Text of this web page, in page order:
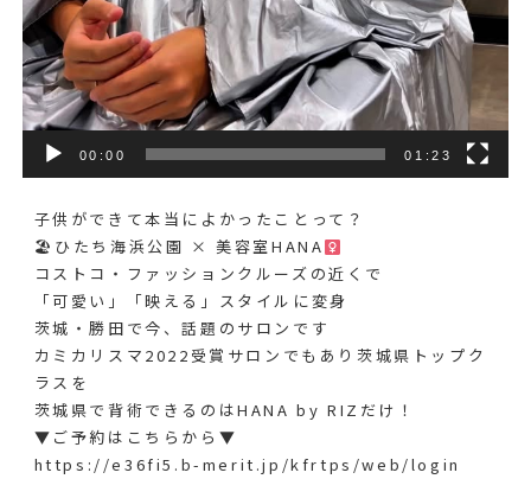
00:00 01:23
子供ができて本当によかったことって？
🏖ひたち海浜公園 × 美容室HANA‍
コストコ・ファッションクルーズの近くで
「可愛い」「映える」スタイルに変身
茨城・勝田で今、話題のサロンです
カミカリスマ2022受賞サロンでもあり茨城県トップク
ラスを
茨城県で背術できるのはHANA by RIZだけ！
▼ご予約はこちらから▼
https://e36fi5.b-merit.jp/kfrtps/web/login